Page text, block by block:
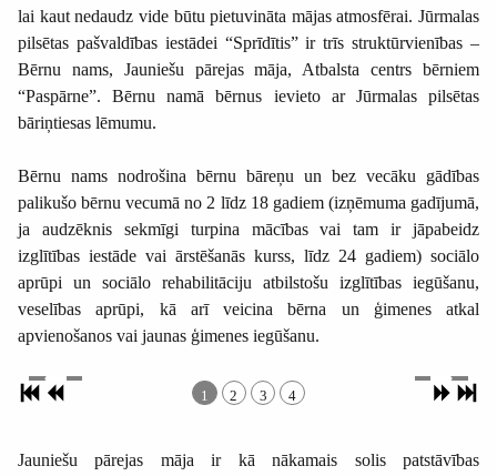
lai kaut nedaudz vide būtu pietuvināta mājas atmosfērai. Jūrmalas
pilsētas pašvaldības iestādei “Sprīdītis” ir trīs struktūrvienības –
Bērnu nams, Jauniešu pārejas māja, Atbalsta centrs bērniem
“Paspārne”. Bērnu namā bērnus ievieto ar Jūrmalas pilsētas
bāriņtiesas lēmumu.
Bērnu nams nodrošina bērnu bāreņu un bez vecāku gādības
palikušo bērnu vecumā no 2 līdz 18 gadiem (izņēmuma gadījumā,
ja audzēknis sekmīgi turpina mācības vai tam ir jāpabeidz
izglītības iestāde vai ārstēšanās kurss, līdz 24 gadiem) sociālo
aprūpi un sociālo rehabilitāciju atbilstošu izglītības iegūšanu,
veselības aprūpi, kā arī veicina bērna un ģimenes atkal
apvienošanos vai jaunas ģimenes iegūšanu.
1 2 3 4
Jauniešu pārejas māja ir kā nākamais solis patstāvības